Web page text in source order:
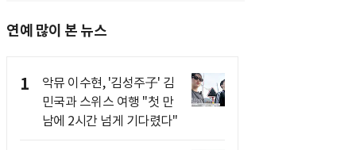
연예 많이 본 뉴스
1
악뮤 이수현, '김성주子' 김
민국과 스위스 여행 "첫 만
남에 2시간 넘게 기다렸다"